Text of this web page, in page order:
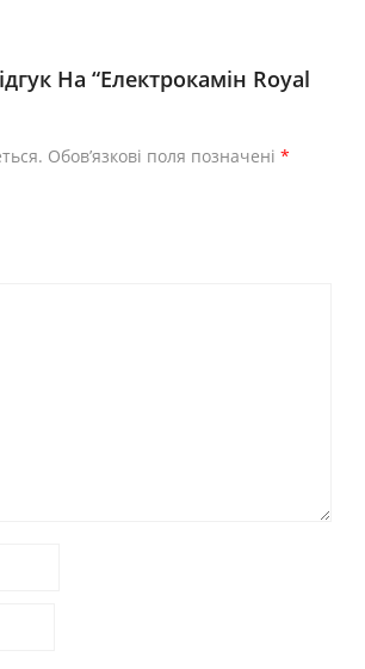
На “Електрокамін Royal
Обов’язкові поля позначені *